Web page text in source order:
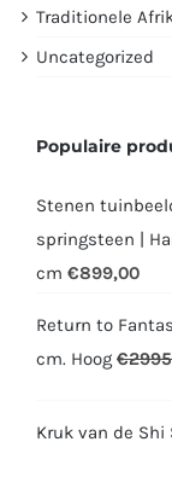
Traditionele
Uncategorized
Populaire
Stenen
springsteen |
cm €899,00
Return to
cm. Hoog €
Kruk van de Shi